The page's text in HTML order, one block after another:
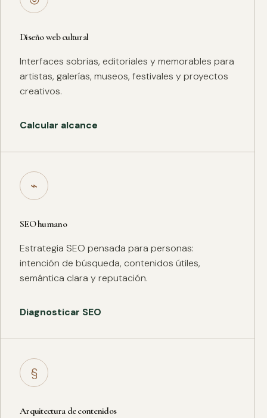
Diseño web cultural
Interfaces sobrias, editoriales y memorables para
artistas, galerías, museos, festivales y proyectos
creativos.
Calcular alcance
⌁
SEO humano
Estrategia SEO pensada para personas:
intención de búsqueda, contenidos útiles,
semántica clara y reputación.
Diagnosticar SEO
§
Arquitectura de contenidos